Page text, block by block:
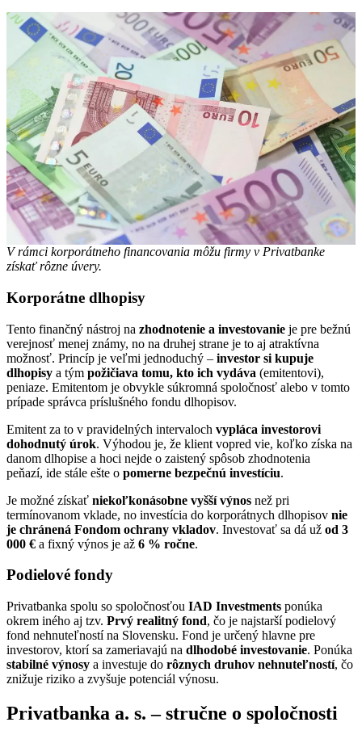
V rámci korporátneho financovania môžu firmy v Privatbanke
získať rôzne úvery.
Korporátne dlhopisy
Tento finančný nástroj na zhodnotenie a investovanie je pre bežnú
verejnosť menej známy, no na druhej strane je to aj atraktívna
možnosť. Princíp je veľmi jednoduchý – investor si kupuje
dlhopisy a tým požičiava tomu, kto ich vydáva (emitentovi),
peniaze. Emitentom je obvykle súkromná spoločnosť alebo v tomto
prípade správca príslušného fondu dlhopisov.
Emitent za to v pravidelných intervaloch vypláca investorovi
dohodnutý úrok. Výhodou je, že klient vopred vie, koľko získa na
danom dlhopise a hoci nejde o zaistený spôsob zhodnotenia
peňazí, ide stále ešte o pomerne bezpečnú investíciu.
Je možné získať niekoľkonásobne vyšší výnos než pri
termínovanom vklade, no investícia do korporátnych dlhopisov nie
je chránená Fondom ochrany vkladov. Investovať sa dá už od 3
000 € a fixný výnos je až 6 % ročne.
Podielové fondy
Privatbanka spolu so spoločnosťou IAD Investments ponúka
okrem iného aj tzv. Prvý realitný fond, čo je najstarší podielový
fond nehnuteľností na Slovensku. Fond je určený hlavne pre
investorov, ktorí sa zameriavajú na dlhodobé investovanie. Ponúka
stabilné výnosy a investuje do rôznych druhov nehnuteľností, čo
znižuje riziko a zvyšuje potenciál výnosu.
Privatbanka a. s. – stručne o spoločnosti